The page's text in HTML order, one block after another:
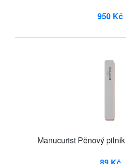
950 Kč
Manucurist Pěnový